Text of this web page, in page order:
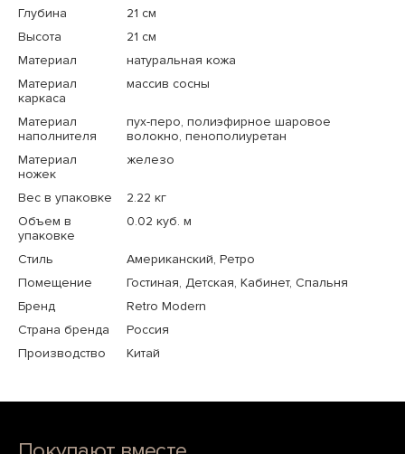
Глубина
21 см
Высота
21 см
Материал
натуральная кожа
Материал
каркаса
массив сосны
Материал
наполнителя
пух-перо, полиэфирное шаровое
волокно, пенополиуретан
Материал
ножек
железо
Вес в упаковке
2.22 кг
Объем в
упаковке
0.02 куб. м
Стиль
Американский, Ретро
Помещение
Гостиная, Детская, Кабинет, Спальня
Бренд
Retro Modern
Страна бренда
Россия
Производство
Китай